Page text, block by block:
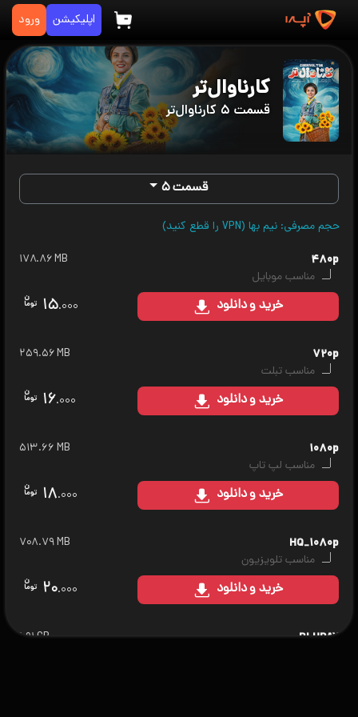
اپلیکیشن ورود
کارناوال‌تر
قسمت ۵ کارناوال‌تر
قسمت ۵
حجم مصرفی: نیم بها (VPN را قطع کنید)
۴۸۰p
مناسب موبایل
۱۷۸.۸۶ MB
خریدو دانلود ۱۵.۰۰۰
۷۲۰p
مناسب تبلت
۲۵۹.۵۶ MB
خریدو دانلود ۱۶.۰۰۰
۱۰۸۰p
مناسب لپ تاپ
۵۱۳.۶۶ MB
خریدو دانلود ۱۸.۰۰۰
HQ_۱۰۸۰p
مناسب تلویزیون
۷۰۸.۷۹ MB
خریدو دانلود ۲۰.۰۰۰
BLURAY
۱.۹۱ GB